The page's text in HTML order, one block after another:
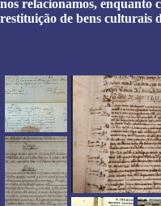
nos relacionamos, enquanto
restituição de bens culturais